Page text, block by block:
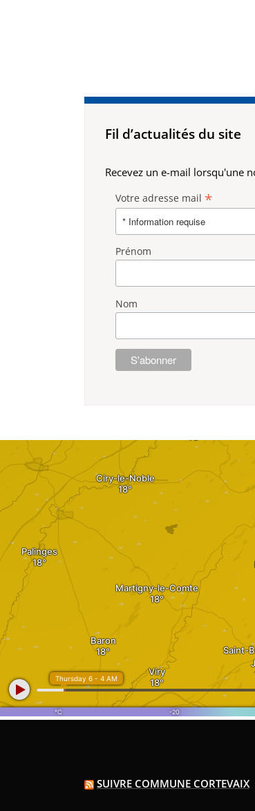
Fil d’actualités du site
Recevez un e-mail lorsqu'une
Votre adresse mail *
Prénom
Nom
SUIVRE COMMUNE CORTEVAIX